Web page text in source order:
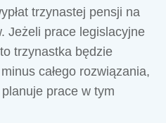
trzynastej pensji na
Jeżeli prace legislacyjne
trzynastka będzie
całego rozwiązania,
prace w tym